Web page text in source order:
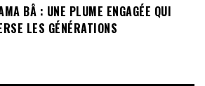
BÂ : UNE PLUME ENGAGÉE QUI
LES GÉNÉRATIONS